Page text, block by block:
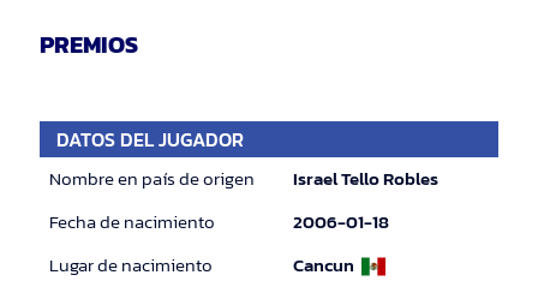
PREMIOS
DATOS DEL JUGADOR
Nombre en país de origen
Israel Tello Robles
Fecha de nacimiento
2006-01-18
Lugar de nacimiento
Cancun